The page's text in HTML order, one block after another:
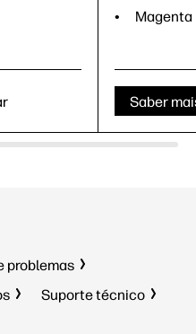
Magenta
Saber
problemas
Suporte técnico